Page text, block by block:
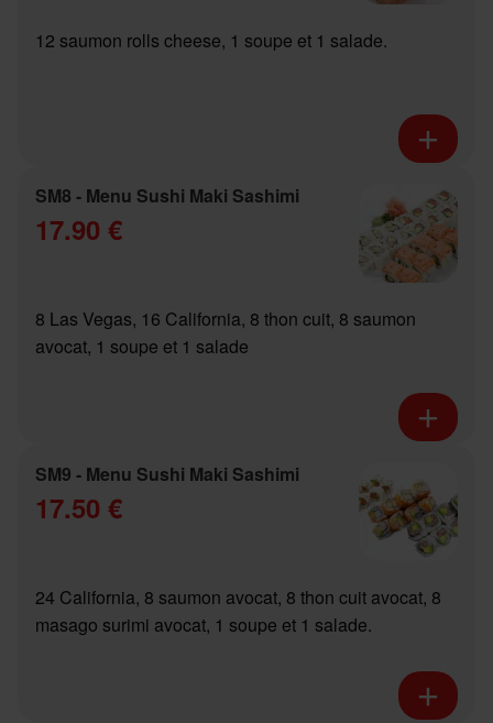
12 saumon rolls cheese, 1 soupe et 1 salade.
SM8 - Menu Sushi Maki Sashimi
17.90 €
8 Las Vegas, 16 California, 8 thon cuit, 8 saumon
avocat, 1 soupe et 1 salade
SM9 - Menu Sushi Maki Sashimi
17.50 €
24 California, 8 saumon avocat, 8 thon cuit avocat, 8
masago surimi avocat, 1 soupe et 1 salade.